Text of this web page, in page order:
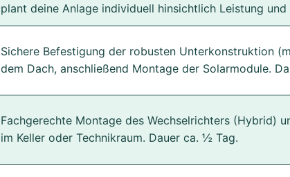
plant deine Anlage individuell hinsichtlich Leistung und
Sichere Befestigung der robusten Unterkonstruktion
dem Dach, anschließend Montage der Solarmodule.
Fachgerechte Montage des Wechselrichters (Hybrid)
im Keller oder Technikraum. Dauer ca. ½ Tag.